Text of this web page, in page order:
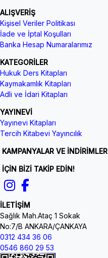
ALIŞVERİŞ
Kişisel Veriler Politikası
İade ve İptal Koşulları
Banka Hesap Numaralarımız
KATEGORİLER
Hukuk Ders Kitapları
Kaymakamlık Kitapları
Adli ve İdari Kitapları
YAYINEVİ
Yayınevi Kitapları
Tercih Kitabevi Yayıncılık
KAMPANYALAR VE İNDİRİMLER
İÇİN BİZİ TAKİP EDİN!
İLETİŞİM
Sağlık Mah.Ataç 1 Sokak
No:7/B ANKARA/ÇANKAYA
0312 434 36 06
0546 860 29 53